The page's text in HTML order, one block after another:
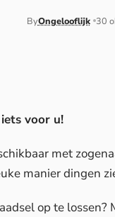
ByOngelooflijk 30
voor u!
met
manier dingen
op te